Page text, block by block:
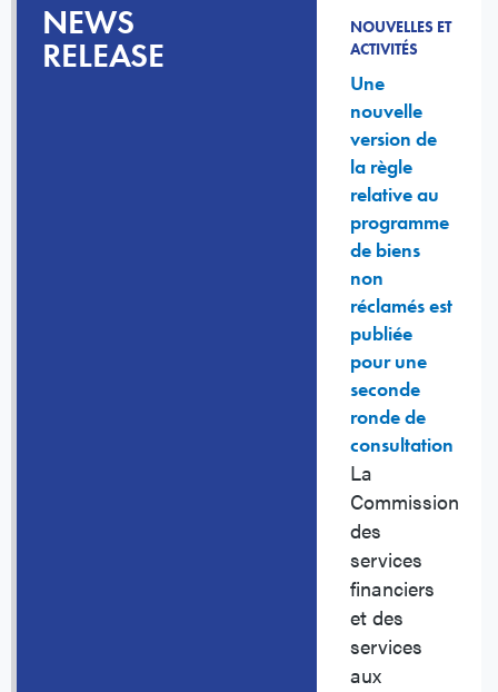
NEWS
RELEASE
NOUVELLES ET
ACTIVITÉS
Une
nouvelle
version de
la règle
relative au
programme
de biens
non
réclamés est
publiée
pour une
seconde
ronde de
consultation
La
Commission
des
services
financiers
et des
services
aux